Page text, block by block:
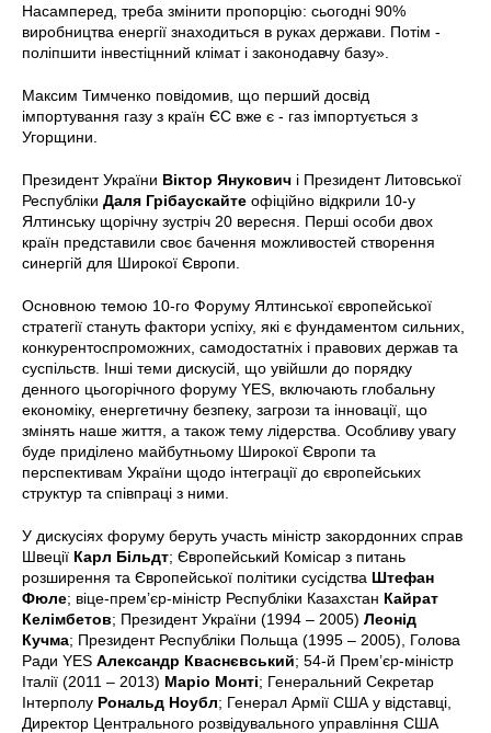
Насамперед, треба змінити пропорцію: сьогодні 90%
виробництва енергії знаходиться в руках держави. Потім -
поліпшити інвестіцнний клімат і законодавчу базу».
Максим Тимченко повідомив, що перший досвід
імпортування газу з країн ЄС вже є - газ імпортується з
Угорщини.
Президент України Віктор Янукович і Президент Литовської
Республіки Даля Грібаускайте офіційно відкрили 10-у
Ялтинську щорічну зустріч 20 вересня. Перші особи двох
країн представили своє бачення можливостей створення
синергій для Широкої Європи.
Основною темою 10-го Форуму Ялтинської європейської
стратегії стануть фактори успіху, які є фундаментом сильних,
конкурентоспроможних, самодостатніх і правових держав та
суспільств. Інші теми дискусій, що увійшли до порядку
денного цьогорічного форуму YES, включають глобальну
економіку, енергетичну безпеку, загрози та інновації, що
змінять наше життя, а також тему лідерства. Особливу увагу
буде приділено майбутньому Широкої Європи та
перспективам України щодо інтеграції до європейських
структур та співпраці з ними.
У дискусіях форуму беруть участь міністр закордонних справ
Швеції Карл Більдт; Європейський Комісар з питань
розширення та Європейської політики сусідства Штефан
Фюле; віце-прем’єр-міністр Республіки Казахстан Кайрат
Келімбетов; Президент України (1994 – 2005) Леонід
Кучма; Президент Республіки Польща (1995 – 2005), Голова
Ради YES Александр Кваснєвський; 54-й Прем’єр-міністр
Італії (2011 – 2013) Маріо Монті; Генеральний Секретар
Інтерполу Рональд Ноубл; Генерал Армії США у відставці,
Директор Центрального розвідувального управління США